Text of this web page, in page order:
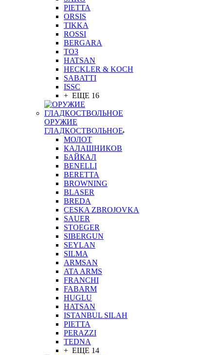
PIETTA
ORSIS
TIKKA
ROSSI
BERGARA
ТОЗ
HATSAN
HECKLER & KOCH
SABATTI
ISSC
+ ЕЩЕ 16
ОРУЖИЕ
ГЛАДКОСТВОЛЬНОЕ
МОЛОТ
КАЛАШНИКОВ
БАЙКАЛ
BENELLI
BERETTA
BROWNING
BLASER
BREDA
CESKA ZBROJOVKA
SAUER
STOEGER
SIBERGUN
SEYLAN
SILMA
ARMSAN
ATA ARMS
FRANCHI
FABARM
HUGLU
HATSAN
ISTANBUL SILAH
PIETTA
PERAZZI
TEDNA
+ ЕЩЕ 14